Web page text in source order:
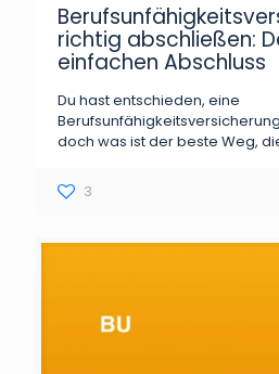
richtig abschließen:
einfachen Abschluss
Du hast entschieden, eine
doch was ist der beste Weg,
3